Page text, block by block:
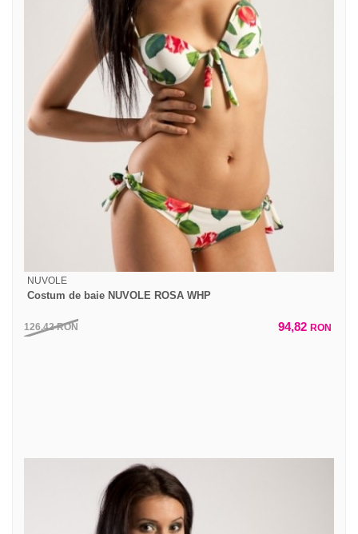
NUVOLE
Costum de baie NUVOLE ROSA WHP
126,42RON 94,82 RON